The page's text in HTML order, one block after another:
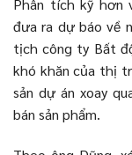
Phân tích kỹ hơn
đưa ra dự báo về
tịch công ty Bất
khó khăn của thị
sản dự án xoay
bán sản phẩm.